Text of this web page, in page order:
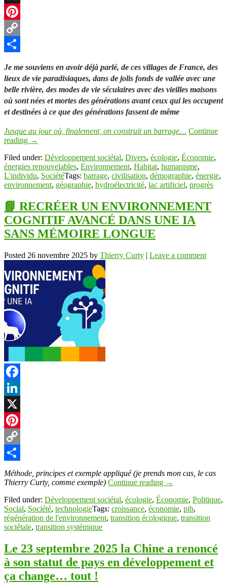
X
Pinterest
Copy
Je me souviens en avoir déjà parlé, de ces villages de France, des
lieux de vie paradisiaques, dans de jolis fonds de vallée avec une
belle rivière, des modes de vie séculaires avec des vieilles maisons
où sont nées et mortes des générations avant ceux qui les occupent
et destinées à ce que des générations fassent de même
Jusque au jour où, finalement, on construit un barrage… Continue
reading →
Filed under: Développement sociétal, Divers, écologie, Économie,
énergies renouvelables, Environnement, Habitat, humanisme,
L'individu, SociétéTags: barrage, civilisation, démographie, énergie,
environnement, géographie, hydroélectricité, lac artificiel, progrès
📘 RECRÉER UN ENVIRONNEMENT
COGNITIF AVANCÉ DANS UNE IA
SANS MÉMOIRE LONGUE
Posted 26 novembre 2025 by Thierry Curty | Leave a comment
Facebook
LinkedIn
X
Pinterest
Copy
Link
Partager
Méthode, principes et exemple appliqué (je prends mon cas, le cas
Thierry Curty, comme exemple) Continue reading →
Filed under: Développement sociétal, écologie, Économie, Politique,
Social, Société, technologieTags: croissance, économie, pib,
régénération de l'environnement, transition écologique, transition
sociétale, transition systémique
Le 23 septembre 2025 la Chine a renoncé
à son statut de pays en développement et
ça change… tout !